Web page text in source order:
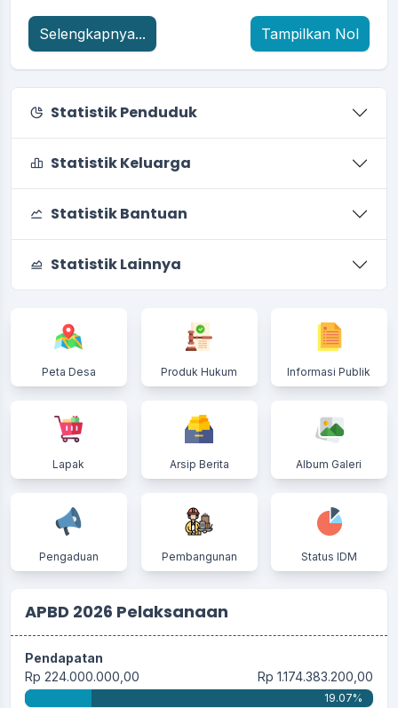
Statistik Penduduk
Statistik Keluarga
Statistik Bantuan
Statistik Lainnya
Selengkapnya... Tampilkan Nol
Peta Desa Produk Hukum Informasi Publik
Lapak Arsip Berita Album Galeri
Pengaduan Pembangunan Status IDM
APBD 2026 Pelaksanaan
Pendapatan
Rp 224.000.000,00
Rp 1.174.383.200,00
19.07%